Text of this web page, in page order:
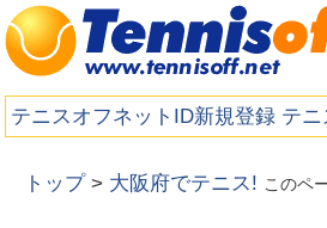
テニスオフネットID新規登録 テ
トップ > 大阪府でテニス! このペ